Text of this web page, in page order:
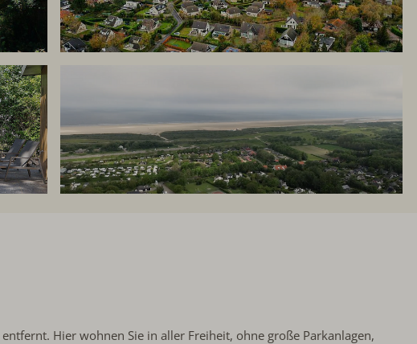
Hier wohnen Sie in aller Freiheit, ohne große Parkanlagen,